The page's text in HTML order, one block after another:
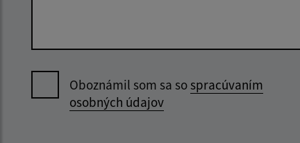
Oboznámil som sa sospracúvaním
osobných údajov